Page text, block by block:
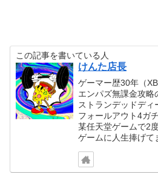
この記事を書いている人
けんた店長
ゲーマー歴30年（
エンパズ無課金攻略
ストランデッドディ
フォールアウト4ガ
某任天堂ゲームで2
ゲームに人生捧げ